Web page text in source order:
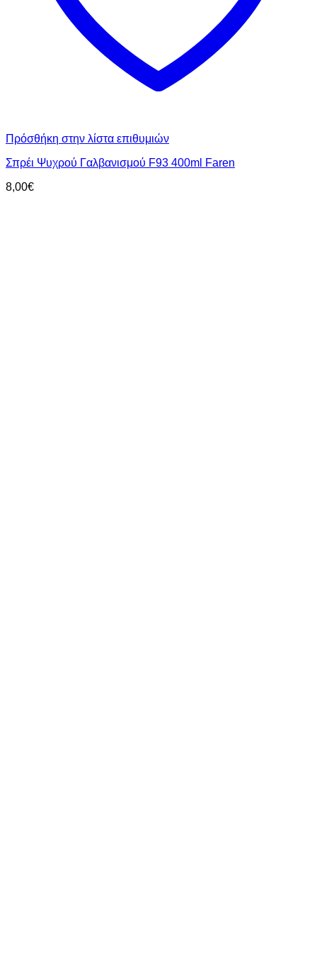
Πρόσθήκη στην λίστα επιθυμιών
Σπρέι Ψυχρού Γαλβανισμού F93 400ml Faren
8,00€